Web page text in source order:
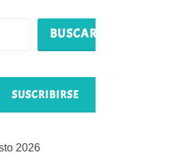
BUSCAR
SUSCRIBIRSE
2026